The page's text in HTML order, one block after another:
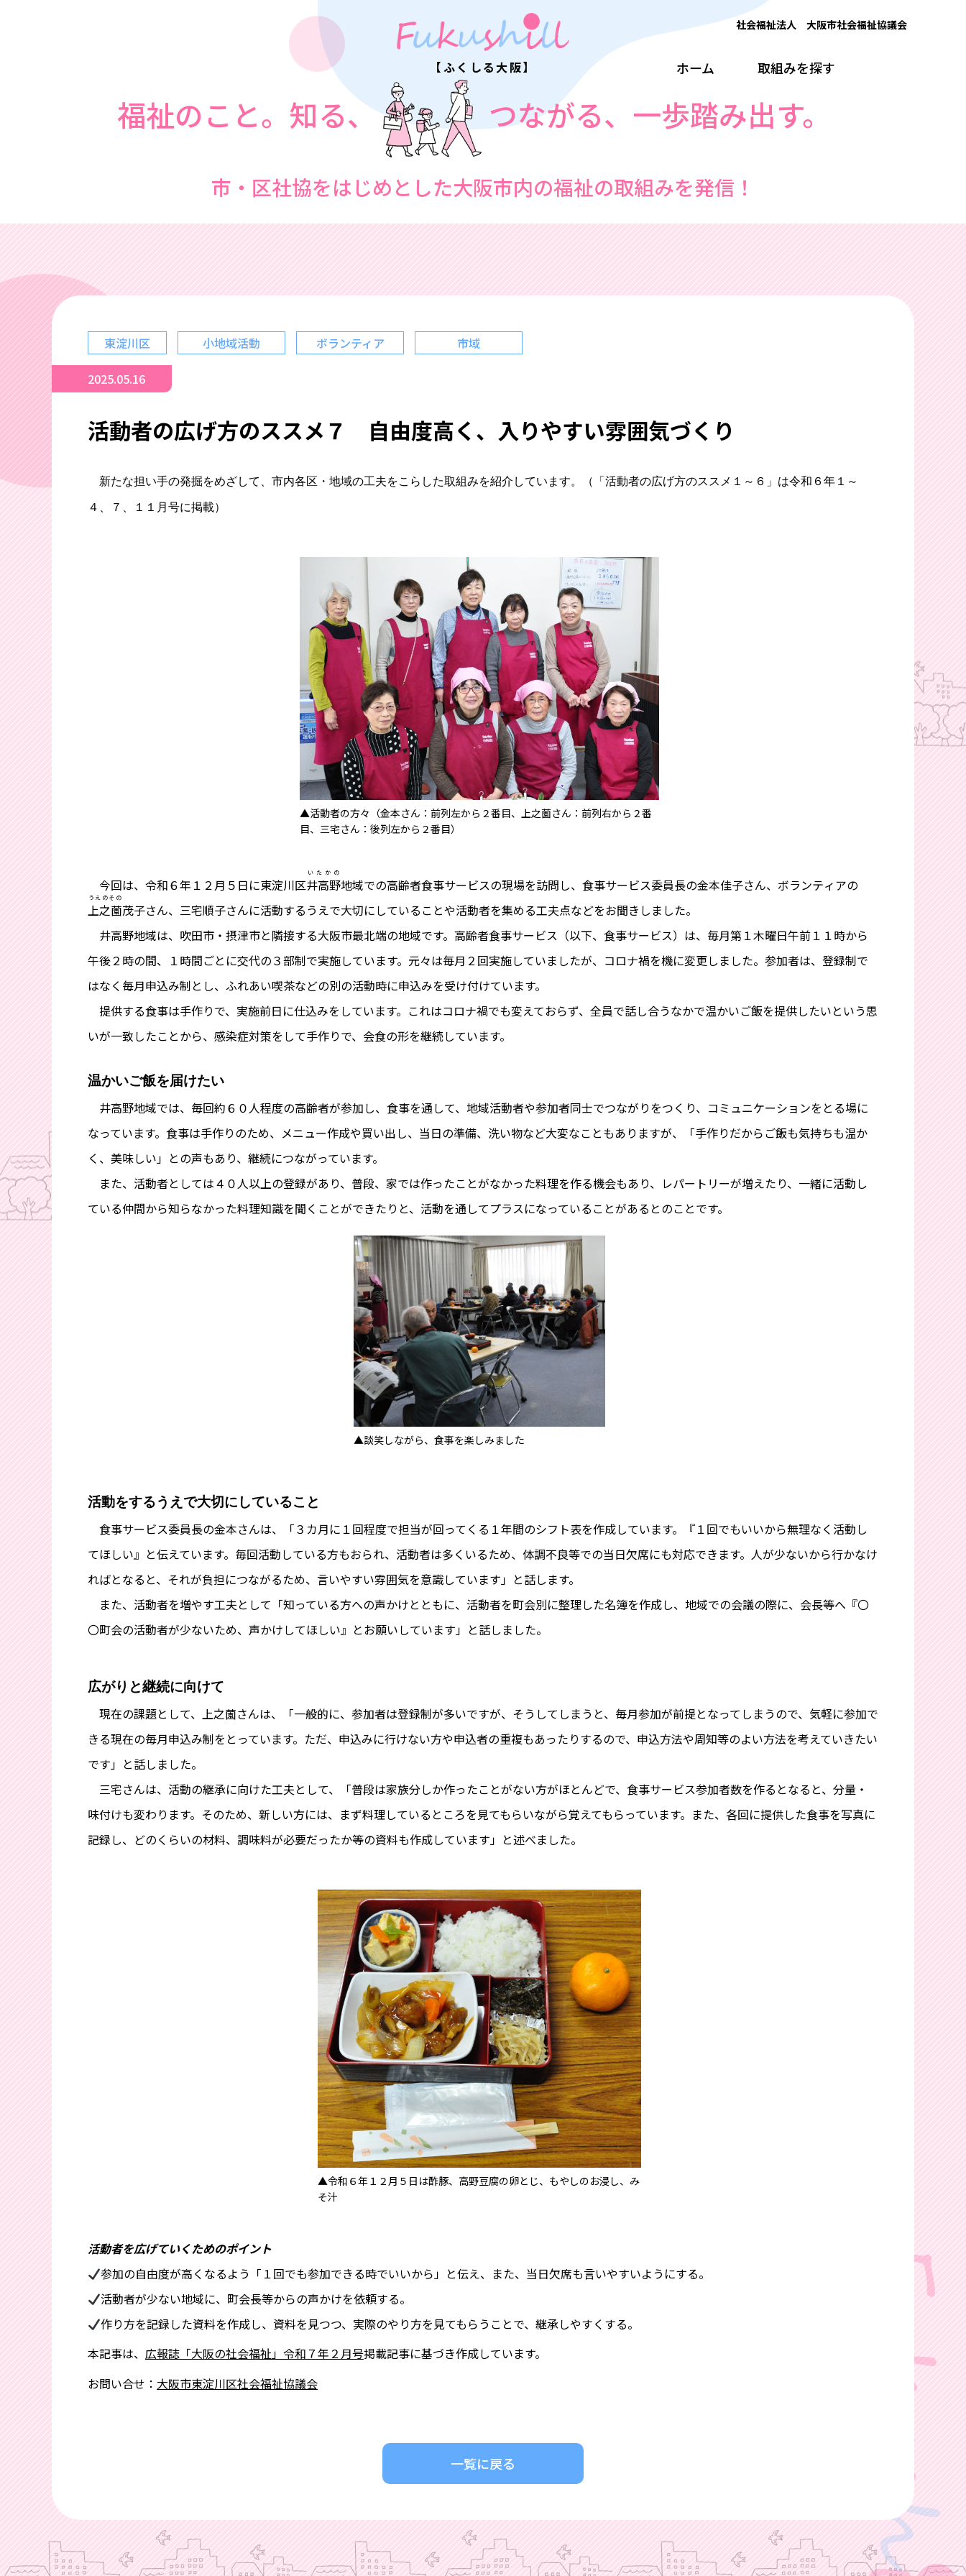
社会福祉法人 大阪市社会福祉協議会
【ふくしる大阪】
福祉のこと。知る、 つながる、一歩踏み出す。
市・区社協をはじめとした大阪市内の福祉の取組みを発信！
ホーム 取組みを探す
東淀川区 小地域活動 ボランティア 市域
2025.05.16
活動者の広げ方のススメ７ 自由度高く、入りやすい雰囲気づくり
新たな担い手の発掘をめざして、市内各区・地域の工夫をこらした取組みを紹介しています。（「活動者の広げ方のススメ１～６」は令和６年１～
４、７、１１月号に掲載）
▲活動者の方々（金本さん：前列左から２番目、上之薗さん：前列右から２番
目、三宅さん：後列左から２番目）
今回は、令和６年１２月５日に東淀川区井高野
いたかの
地域での高齢者食事サービスの現場を訪問し、食事サービス委員長の金本佳子さん、ボランティアの
上之薗
うえのその
茂子さん、三宅順子さんに活動するうえで大切にしていることや活動者を集める工夫点などをお聞きしました。
井高野地域は、吹田市・摂津市と隣接する大阪市最北端の地域です。高齢者食事サービス（以下、食事サービス）は、毎月第１木曜日午前１１時から
午後２時の間、１時間ごとに交代の３部制で実施しています。元々は毎月２回実施していましたが、コロナ禍を機に変更しました。参加者は、登録制で
はなく毎月申込み制とし、ふれあい喫茶などの別の活動時に申込みを受け付けています。
提供する食事は手作りで、実施前日に仕込みをしています。これはコロナ禍でも変えておらず、全員で話し合うなかで温かいご飯を提供したいという思
いが一致したことから、感染症対策をして手作りで、会食の形を継続しています。
温かいご飯を届けたい
井高野地域では、毎回約６０人程度の高齢者が参加し、食事を通して、地域活動者や参加者同士でつながりをつくり、コミュニケーションをとる場に
なっています。食事は手作りのため、メニュー作成や買い出し、当日の準備、洗い物など大変なこともありますが、「手作りだからご飯も気持ちも温か
く、美味しい」との声もあり、継続につながっています。
また、活動者としては４０人以上の登録があり、普段、家では作ったことがなかった料理を作る機会もあり、レパートリーが増えたり、一緒に活動し
ている仲間から知らなかった料理知識を聞くことができたりと、活動を通してプラスになっていることがあるとのことです。
▲談笑しながら、食事を楽しみました
活動をするうえで大切にしていること
食事サービス委員長の金本さんは、「３カ月に１回程度で担当が回ってくる１年間のシフト表を作成しています。『１回でもいいから無理なく活動し
てほしい』と伝えています。毎回活動している方もおられ、活動者は多くいるため、体調不良等での当日欠席にも対応できます。人が少ないから行かなけ
ればとなると、それが負担につながるため、言いやすい雰囲気を意識しています」と話します。
また、活動者を増やす工夫として「知っている方への声かけとともに、活動者を町会別に整理した名簿を作成し、地域での会議の際に、会長等へ『〇
〇町会の活動者が少ないため、声かけしてほしい』とお願いしています」と話しました。
広がりと継続に向けて
現在の課題として、上之薗さんは、「一般的に、参加者は登録制が多いですが、そうしてしまうと、毎月参加が前提となってしまうので、気軽に参加で
きる現在の毎月申込み制をとっています。ただ、申込みに行けない方や申込者の重複もあったりするので、申込方法や周知等のよい方法を考えていきたい
です」と話しました。
三宅さんは、活動の継承に向けた工夫として、「普段は家族分しか作ったことがない方がほとんどで、食事サービス参加者数を作るとなると、分量・
味付けも変わります。そのため、新しい方には、まず料理しているところを見てもらいながら覚えてもらっています。また、各回に提供した食事を写真に
記録し、どのくらいの材料、調味料が必要だったか等の資料も作成しています」と述べました。
▲令和６年１２月５日は酢豚、高野豆腐の卵とじ、もやしのお浸し、み
そ汁
活動者を広げていくためのポイント
参加の自由度が高くなるよう「１回でも参加できる時でいいから」と伝え、また、当日欠席も言いやすいようにする。
活動者が少ない地域に、町会長等からの声かけを依頼する。
作り方を記録した資料を作成し、資料を見つつ、実際のやり方を見てもらうことで、継承しやすくする。
本記事は、 広報誌「大阪の社会福祉」令和７年２月号掲載記事に基づき作成しています。
お問い合せ： 大阪市東淀川区社会福祉協議会
一覧に戻る